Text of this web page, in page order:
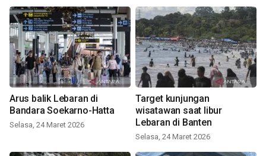
Arus balik Lebaran di
Bandara Soekarno-Hatta
Selasa, 24 Maret 2026
Target kunjungan
wisatawan saat libur
Lebaran di Banten
Selasa, 24 Maret 2026